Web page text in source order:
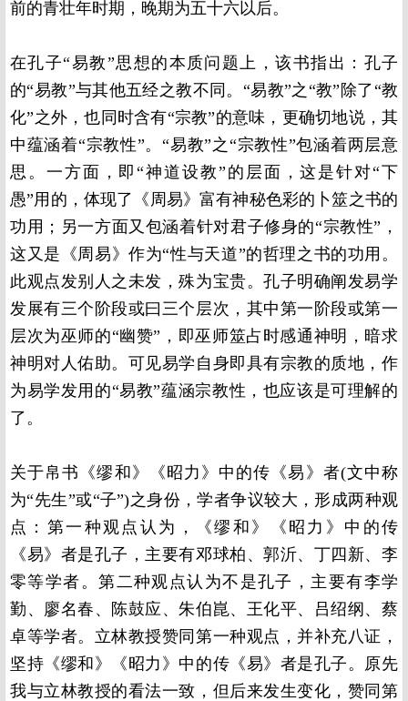
前的青壮年时期，晚期为五十六以后。
在孔子“易教”思想的本质问题上，该书指出：孔子
的“易教”与其他五经之教不同。“易教”之“教”除了“教
化”之外，也同时含有“宗教”的意味，更确切地说，其
中蕴涵着“宗教性”。“易教”之“宗教性”包涵着两层意
思。一方面，即“神道设教”的层面，这是针对“下
愚”用的，体现了《周易》富有神秘色彩的卜筮之书的
功用；另一方面又包涵着针对君子修身的“宗教性”，
这又是《周易》作为“性与天道”的哲理之书的功用。
此观点发别人之未发，殊为宝贵。孔子明确阐发易学
发展有三个阶段或曰三个层次，其中第一阶段或第一
层次为巫师的“幽赞”，即巫师筮占时感通神明，暗求
神明对人佑助。可见易学自身即具有宗教的质地，作
为易学发用的“易教”蕴涵宗教性，也应该是可理解的
了。
关于帛书《缪和》《昭力》中的传《易》者(文中称
为“先生”或“子”)之身份，学者争议较大，形成两种观
点：第一种观点认为，《缪和》《昭力》中的传
《易》者是孔子，主要有邓球柏、郭沂、丁四新、李
零等学者。第二种观点认为不是孔子，主要有李学
勤、廖名春、陈鼓应、朱伯崑、王化平、吕绍纲、蔡
卓等学者。立林教授赞同第一种观点，并补充八证，
坚持《缪和》《昭力》中的传《易》者是孔子。原先
我与立林教授的看法一致，但后来发生变化，赞同第